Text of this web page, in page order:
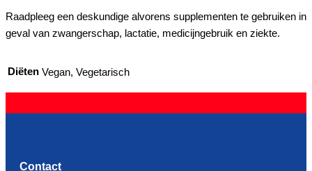
Raadpleeg een deskundige alvorens supplementen te gebruiken in
geval van zwangerschap, lactatie, medicijngebruik en ziekte.
Diëten Vegan, Vegetarisch
Contact